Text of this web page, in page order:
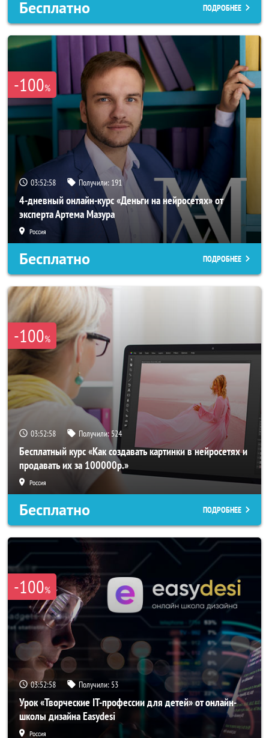
Бесплатно ПОДРОБНЕЕ
-100%
03:52:56 Получили: 191
4-дневный онлайн-курс «Деньги на нейросетях» от
эксперта Артема Мазура
Россия
Бесплатно ПОДРОБНЕЕ
-100%
03:52:56 Получили: 524
Бесплатный курс «Как создавать картинки в нейросетях и
продавать их за 100000р.»
Россия
Бесплатно ПОДРОБНЕЕ
-100%
03:52:56 Получили: 53
Урок «Творческие IT-профессии для детей» от онлайн-
школы дизайна Easydesi
Россия